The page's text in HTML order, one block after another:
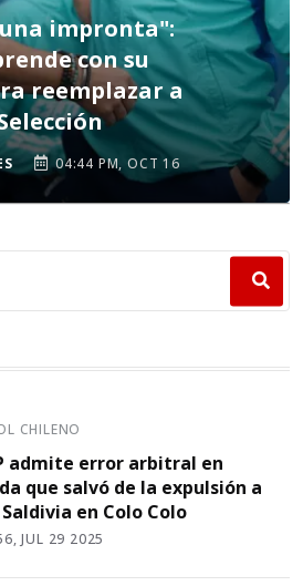
impronta":
con su
reemplazar a
04:44 PM, OCT 16
CHILENO
admite error arbitral en
que salvó de la expulsión a
en Colo Colo
JUL 29 2025